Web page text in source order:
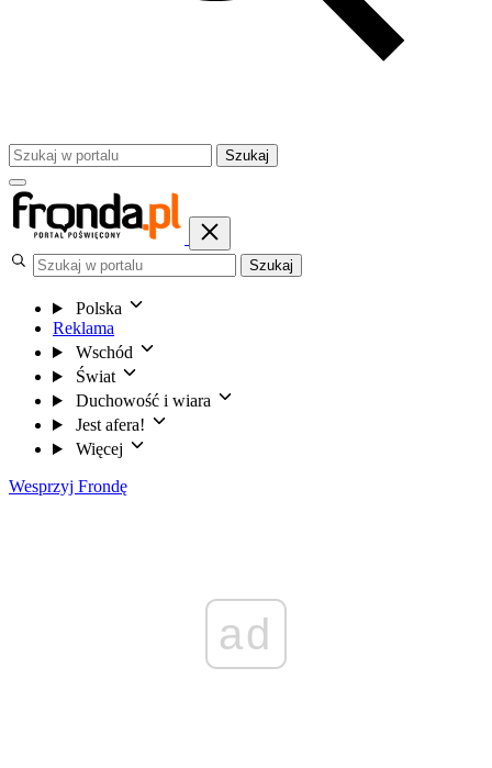
Szukaj
Szukaj
Polska
Reklama
Wschód
Świat
Duchowość i wiara
Jest afera!
Więcej
Wesprzyj Frondę
ad